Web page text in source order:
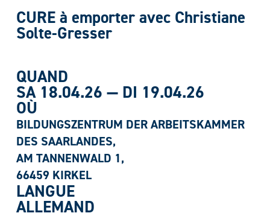
CURE à emporter avec Christiane
Solte-Gresser
QUAND
SA 18.04.26 — DI 19.04.26
OÙ
BILDUNGSZENTRUM DER ARBEITSKAMMER
DES SAARLANDES,
AM TANNENWALD 1,
66459 KIRKEL
LANGUE
ALLEMAND